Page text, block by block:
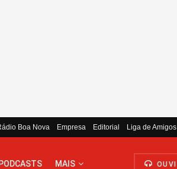
Boa Nova Empresa Editorial Liga de Amigos
PODCASTS MAIS